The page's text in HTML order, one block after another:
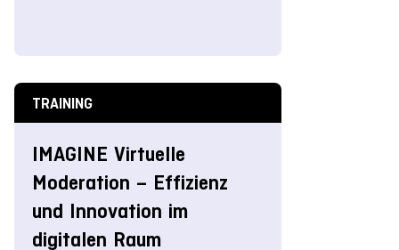
TRAINING
IMAGINE Virtuelle
Moderation – Effizienz
und Innovation im
digitalen Raum